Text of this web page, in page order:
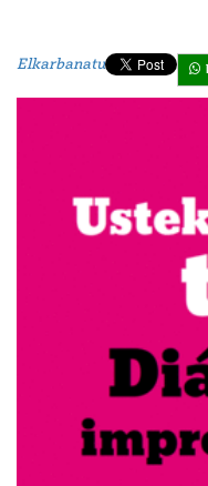
Elkarbanatu